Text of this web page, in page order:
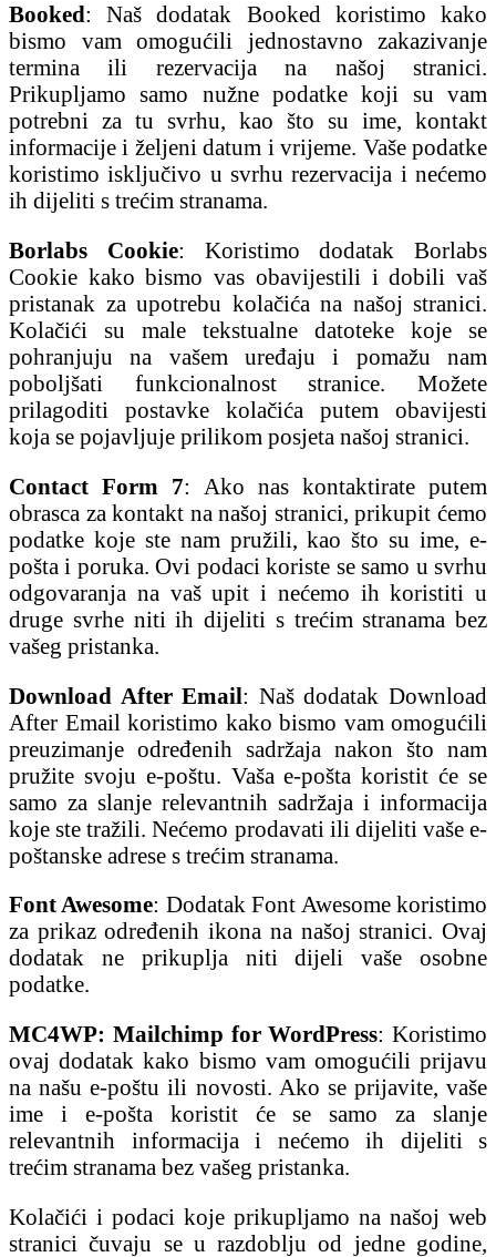
Booked: Naš dodatak Booked koristimo kako
bismo vam omogućili jednostavno zakazivanje
termina ili rezervacija na našoj stranici.
Prikupljamo samo nužne podatke koji su vam
potrebni za tu svrhu, kao što su ime, kontakt
informacije i željeni datum i vrijeme. Vaše podatke
koristimo isključivo u svrhu rezervacija i nećemo
ih dijeliti s trećim stranama.
Borlabs Cookie: Koristimo dodatak Borlabs
Cookie kako bismo vas obavijestili i dobili vaš
pristanak za upotrebu kolačića na našoj stranici.
Kolačići su male tekstualne datoteke koje se
pohranjuju na vašem uređaju i pomažu nam
poboljšati funkcionalnost stranice. Možete
prilagoditi postavke kolačića putem obavijesti
koja se pojavljuje prilikom posjeta našoj stranici.
Contact Form 7: Ako nas kontaktirate putem
obrasca za kontakt na našoj stranici, prikupit ćemo
podatke koje ste nam pružili, kao što su ime, e-
pošta i poruka. Ovi podaci koriste se samo u svrhu
odgovaranja na vaš upit i nećemo ih koristiti u
druge svrhe niti ih dijeliti s trećim stranama bez
vašeg pristanka.
Download After Email: Naš dodatak Download
After Email koristimo kako bismo vam omogućili
preuzimanje određenih sadržaja nakon što nam
pružite svoju e-poštu. Vaša e-pošta koristit će se
samo za slanje relevantnih sadržaja i informacija
koje ste tražili. Nećemo prodavati ili dijeliti vaše e-
poštanske adrese s trećim stranama.
Font Awesome: Dodatak Font Awesome koristimo
za prikaz određenih ikona na našoj stranici. Ovaj
dodatak ne prikuplja niti dijeli vaše osobne
podatke.
MC4WP: Mailchimp for WordPress: Koristimo
ovaj dodatak kako bismo vam omogućili prijavu
na našu e-poštu ili novosti. Ako se prijavite, vaše
ime i e-pošta koristit će se samo za slanje
relevantnih informacija i nećemo ih dijeliti s
trećim stranama bez vašeg pristanka.
Kolačići i podaci koje prikupljamo na našoj web
stranici čuvaju se u razdoblju od jedne godine,